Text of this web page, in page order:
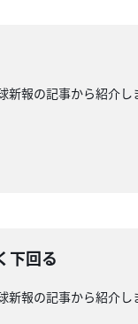
報の記事から紹介
下回る
新報の記事から紹介